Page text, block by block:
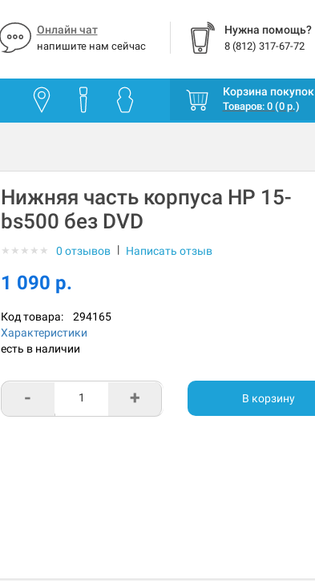
Онлайн чат
напишите нам сейчас
Нужна помощь?
8 (812) 317-67-72
Корзина покупок
Товаров: 0 (0 р.)
Нижняя часть корпуса HP 15-
bs500 без DVD
★ ★ ★ ★ ★ 0 отзывов | Написать отзыв
1 090 р.
Код товара: 294165
Характеристики
есть в наличии
- + В корзину